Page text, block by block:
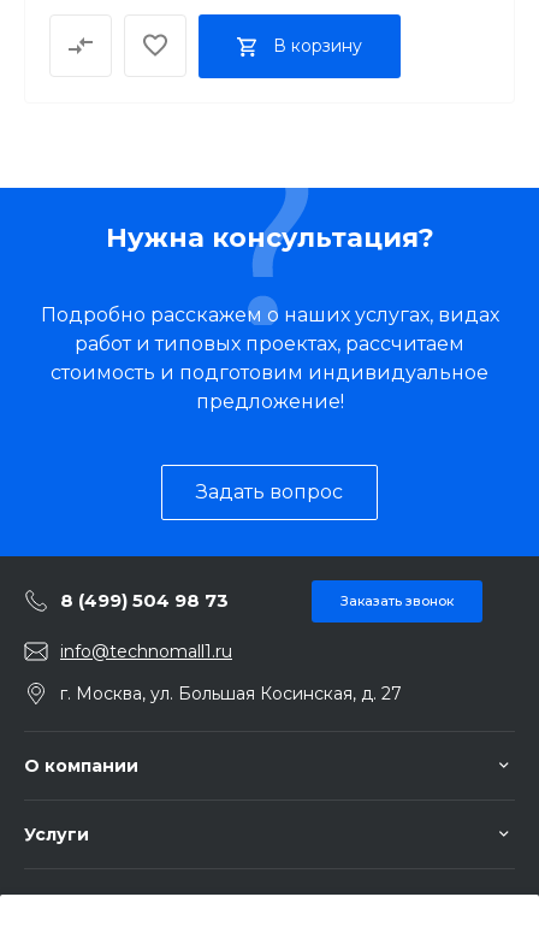
В корзину
Нужна консультация?
Подробно расскажем о наших услугах, видах
работ и типовых проектах, рассчитаем
стоимость и подготовим индивидуальное
предложение!
Задать вопрос
8 (499) 504 98 73 Заказать звонок
info@technomall1.ru
г. Москва, ул. Большая Косинская, д. 27
О компании
Услуги